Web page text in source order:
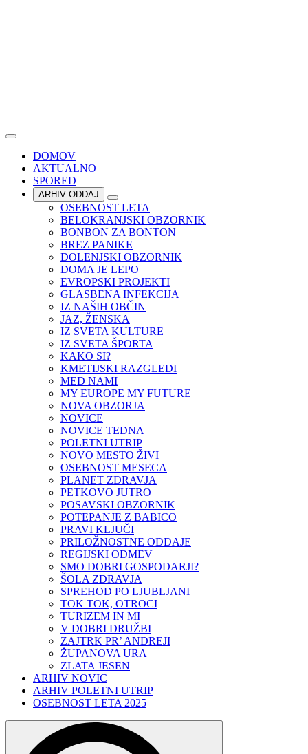
DOMOV
AKTUALNO
SPORED
ARHIV ODDAJ
OSEBNOST LETA
BELOKRANJSKI OBZORNIK
BONBON ZA BONTON
BREZ PANIKE
DOLENJSKI OBZORNIK
DOMA JE LEPO
EVROPSKI PROJEKTI
GLASBENA INFEKCIJA
IZ NAŠIH OBČIN
JAZ, ŽENSKA
IZ SVETA KULTURE
IZ SVETA ŠPORTA
KAKO SI?
KMETIJSKI RAZGLEDI
MED NAMI
MY EUROPE MY FUTURE
NOVA OBZORJA
NOVICE
NOVICE TEDNA
POLETNI UTRIP
NOVO MESTO ŽIVI
OSEBNOST MESECA
PLANET ZDRAVJA
PETKOVO JUTRO
POSAVSKI OBZORNIK
POTEPANJE Z BABICO
PRAVI KLJUČI
PRILOŽNOSTNE ODDAJE
REGIJSKI ODMEV
SMO DOBRI GOSPODARJI?
ŠOLA ZDRAVJA
SPREHOD PO LJUBLJANI
TOK TOK, OTROCI
TURIZEM IN MI
V DOBRI DRUŽBI
ZAJTRK PR’ ANDREJI
ŽUPANOVA URA
ZLATA JESEN
ARHIV NOVIC
ARHIV POLETNI UTRIP
OSEBNOST LETA 2025